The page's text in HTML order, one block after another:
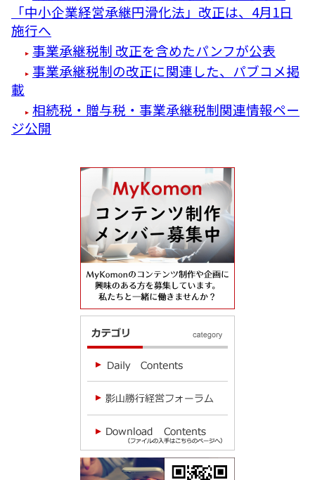
「中小企業経営承継円滑化法」改正は、4月1日
施行へ
事業承継税制 改正を含めたパンフが公表
事業承継税制の改正に関連した、パブコメ掲
載
相続税・贈与税・事業承継税制関連情報ペー
ジ公開